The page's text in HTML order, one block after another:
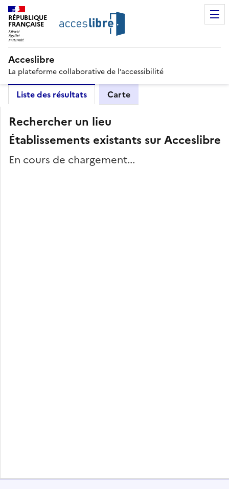
RÉPUBLIQUE
FRANÇAISE
Acceslibre
La plateforme collaborative de l’accessibilité
Liste des résultats Carte
Rechercher un lieu
Établissements existants sur Acceslibre
En cours de chargement...